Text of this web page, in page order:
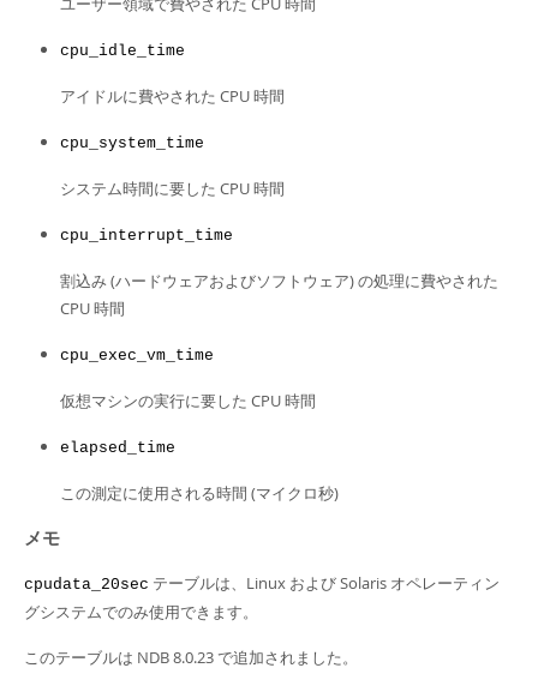
cpu_idle_time
アイドルに費やされた CPU 時間
cpu_system_time
システム時間に要した CPU 時間
cpu_interrupt_time
割込み (ハードウェアおよびソフトウェア) の処理に費やされた
CPU 時間
cpu_exec_vm_time
仮想マシンの実行に要した CPU 時間
elapsed_time
この測定に使用される時間 (マイクロ秒)
メモ
cpudata_20sec テーブルは、Linux および Solaris オペレーティン
グシステムでのみ使用できます。
このテーブルは NDB 8.0.23 で追加されました。